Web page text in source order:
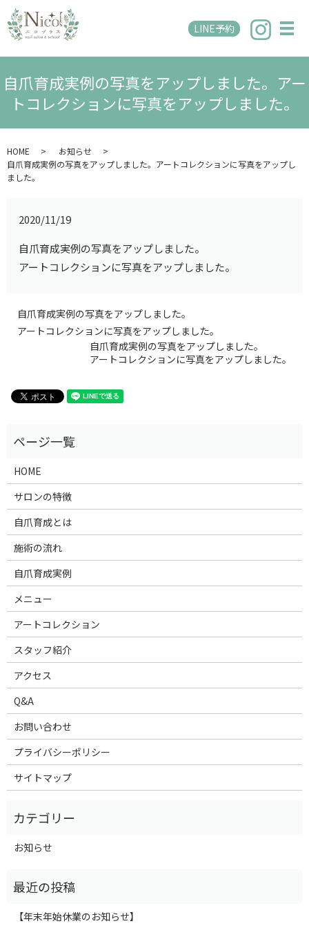
メ
LINE予約
自爪育成実例の写真をアップしました。アー
トコレクションに写真をアップしました。
HOME
お知らせ
自爪育成実例の写真をアップしました。アートコレクションに写真をアップし
ました。
2020/11/19
自爪育成実例の写真をアップしました。
アートコレクションに写真をアップしました。
自爪育成実例の写真をアップしました。
アートコレクションに写真をアップしました。
自爪育成実例の写真をアップしました。
アートコレクションに写真をアップしました。
HOME
サロンの特徴
自爪育成とは
施術の流れ
自爪育成実例
メニュー
アートコレクション
スタッフ紹介
アクセス
Q&A
お問い合わせ
プライバシーポリシー
サイトマップ
お知らせ
【年末年始休業のお知らせ】